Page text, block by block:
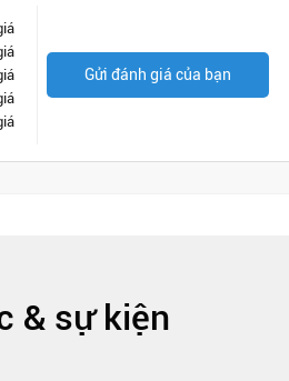
Gửi đánh giá của bạn
& sự kiện